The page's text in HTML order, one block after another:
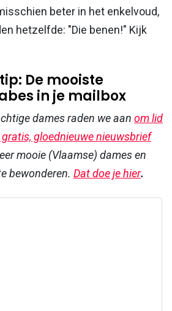
beter in het enkelvoud,
hetzelfde: "Die benen!" Kijk
De mooiste
in je mailbox
dames raden we aan om lid
gloednieuwe nieuwsbrief
mooie (Vlaamse) dames en
bewonderen. Dat doe je hier.